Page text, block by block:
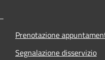
Prenotazione
Segnalazione disservizio